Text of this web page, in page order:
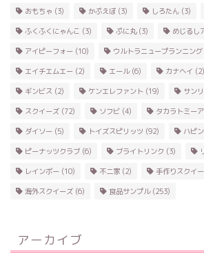
おもちゃ (3) かぷえぼ (3) しろたん (3)
ふくふくにゃんこ (3) ぷに丸(3) めじるし
アイピーフォー (10) ウルトラニュープランニング
エイチエムエー (2) エール(6) カナヘイ (2)
ギンビス (2) ケンエレファント (19) サン
スクイーズ (72) ソフビ (4) タカラトミー
ダイソー (5) トイズスピリッツ (92) ハピ
ピーナッツクラブ (6) ブライトリンク (3)
レインボー (10) 不二家 (2) 手作りスクイ
海外スクイーズ (6) 食品サンプル(253)
アーカイブ